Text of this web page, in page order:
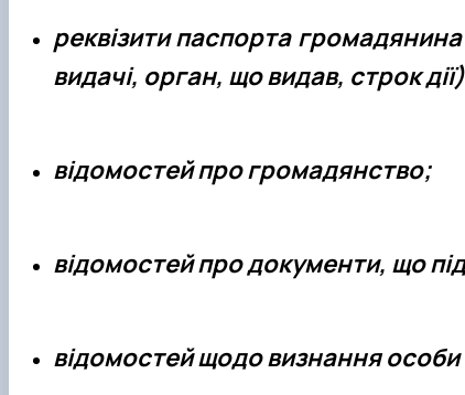
реквізити паспорта
видачі, орган, що видав, строк
відомостей про громадянство;
відомостей про документи, що
відомостей щодо визнання